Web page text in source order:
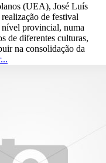
(UEA), José Luís
de festival
provincial, numa
de diferentes culturas,
na consolidação da